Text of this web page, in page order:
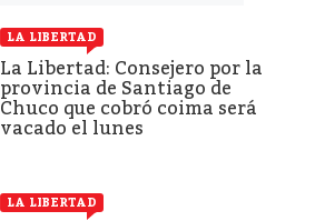
LA LIBERTAD
La Libertad: Consejero por la
provincia de Santiago de
Chuco que cobró coima será
vacado el lunes
LA LIBERTAD